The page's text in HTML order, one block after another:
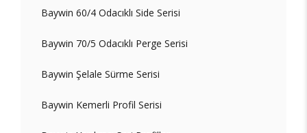
Baywin 60/4 Odacıklı Side Serisi
Baywin 70/5 Odacıklı Perge Serisi
Baywin Şelale Sürme Serisi
Baywin Kemerli Profil Serisi